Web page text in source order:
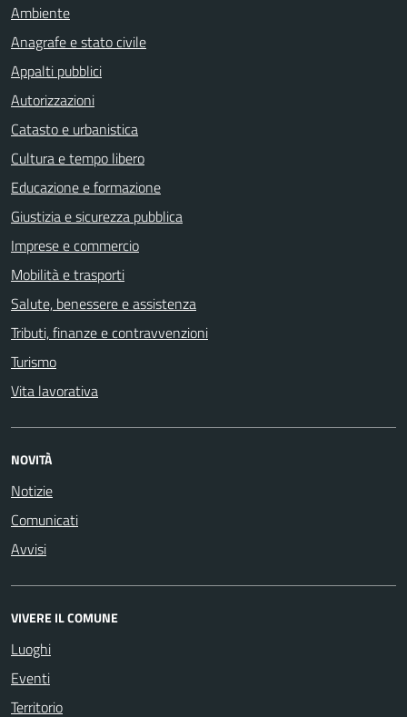
Ambiente
Anagrafe e stato civile
Appalti pubblici
Autorizzazioni
Catasto e urbanistica
Cultura e tempo libero
Educazione e formazione
Giustizia e sicurezza pubblica
Imprese e commercio
Mobilità e trasporti
Salute, benessere e assistenza
Tributi, finanze e contravvenzioni
Turismo
Vita lavorativa
NOVITÀ
Notizie
Comunicati
Avvisi
VIVERE IL COMUNE
Luoghi
Eventi
Territorio